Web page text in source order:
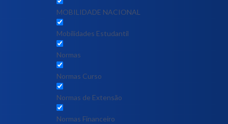
MOBILIDADE NACIONAL
Mobilidades Estudantil
Normas
Normas Curso
Normas de Extensão
Normas Financeiro